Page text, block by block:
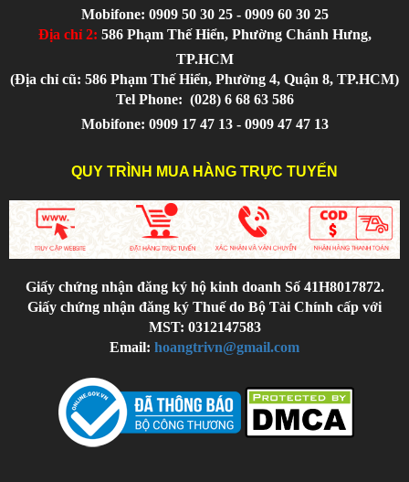
Mobifone: 0909 50 30 25 - 0909 60 30 25
Địa chỉ 2: 586 Phạm Thế Hiển, Phường Chánh Hưng,
TP.HCM
(Địa chỉ cũ: 586 Phạm Thế Hiển, Phường 4, Quận 8, TP.HCM)
Tel Phone: (028) 6 68 63 586
Mobifone: 0909 17 47 13 - 0909 47 47 13
QUY TRÌNH MUA HÀNG TRỰC TUYẾN
Giấy chứng nhận đăng ký hộ kinh doanh Số 41H8017872.
Giấy chứng nhận đăng ký Thuế do Bộ Tài Chính cấp với
MST: 0312147583
Email: hoangtrivn@gmail.com